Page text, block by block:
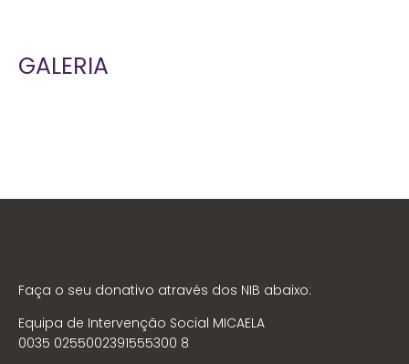
GALERIA
Faça o seu donativo através dos NIB abaixo:
Equipa de Intervenção Social MICAELA
0035 0255002391555300 8